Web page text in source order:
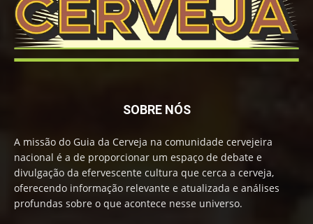
SOBRE NÓS
A missão do Guia da Cerveja na comunidade cervejeira
nacional é a de proporcionar um espaço de debate e
divulgação da efervescente cultura que cerca a cerveja,
oferecendo informação relevante e atualizada e análises
profundas sobre o que acontece nesse universo.